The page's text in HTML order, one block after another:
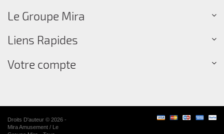
Le Groupe Mira
Liens Rapides
Votre compte
Droits D'auteur © 2026 -
Mira Amusement / Le